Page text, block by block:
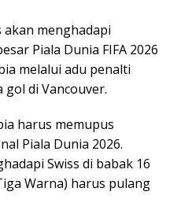
akan menghadapi
Piala Dunia FIFA 2026
melalui adu penalti
di Vancouver.
harus memupus
Piala Dunia 2026.
Swiss di babak 16
Warna) harus pulang